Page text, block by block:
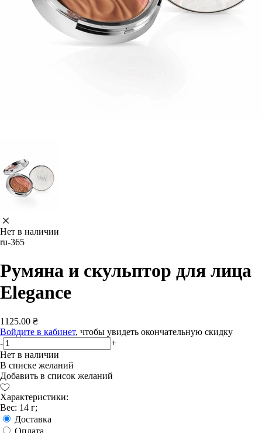
Нет в наличии
ru-365
Румяна и скульптор для лица
Elegance
1125.00 ₴
Войдите в кабинет, чтобы увидеть окончательную скидку
-
+
Нет в наличии
В списке желаний
Добавить в список желаний
Характеристики:
Вес: 14 г;
Доставка
Оплата